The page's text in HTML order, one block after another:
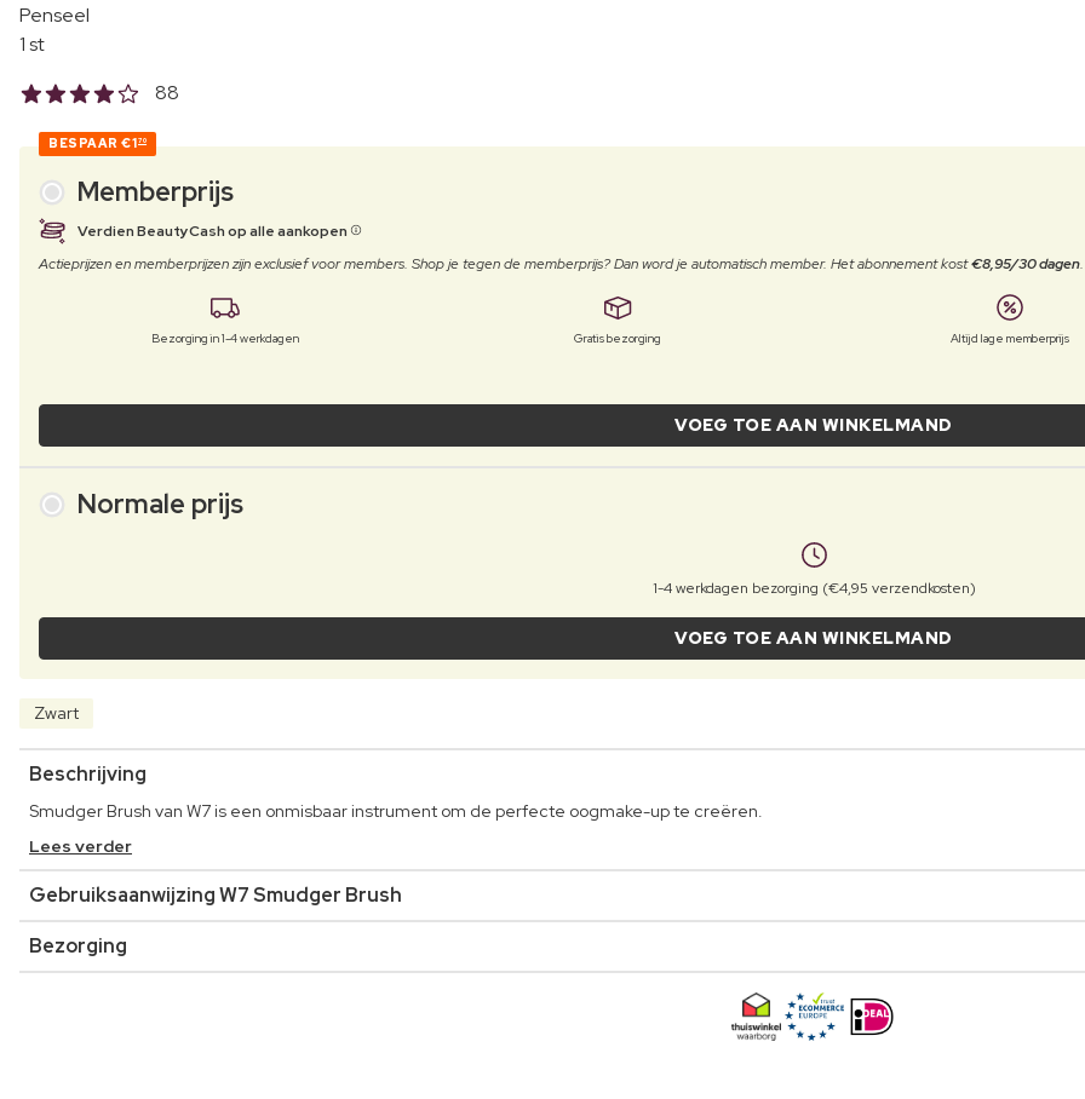
Penseel
1 st
88
BESPAAR €170
Memberprijs
Verdien BeautyCash op alle aankopen
Actieprijzen en memberprijzen zijn exclusief voor members. Shop je tegen de memberprijs? Dan word je automatisch member. Het abonnement kost€8,95/30 dagen
Bezorging in 1-4 werkdagen Gratis bezorging Altijd lage memberprijs
VOEG TOE AAN WINKELMAND
Normale prijs
1-4 werkdagen bezorging (€4,95 verzendkosten)
VOEG TOE AAN WINKELMAND
Zwart
Beschrijving
Smudger Brush van W7 is een onmisbaar instrument om de perfecte oogmake-up te creëren.
Lees verder
Gebruiksaanwijzing W7 Smudger Brush
Bezorging